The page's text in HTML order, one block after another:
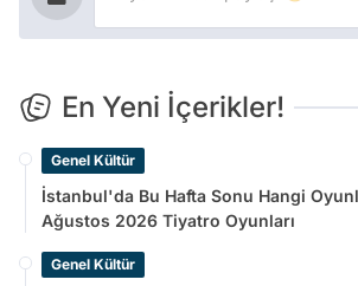
En Yeni İçerikler!
Genel Kültür
İstanbul'da Bu Hafta Sonu Hangi
Ağustos 2026 Tiyatro Oyunları
Genel Kültür